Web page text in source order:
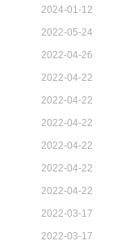
2024-01-12
2022-05-24
2022-04-26
2022-04-22
2022-04-22
2022-04-22
2022-04-22
2022-04-22
2022-04-22
2022-03-17
2022-03-17